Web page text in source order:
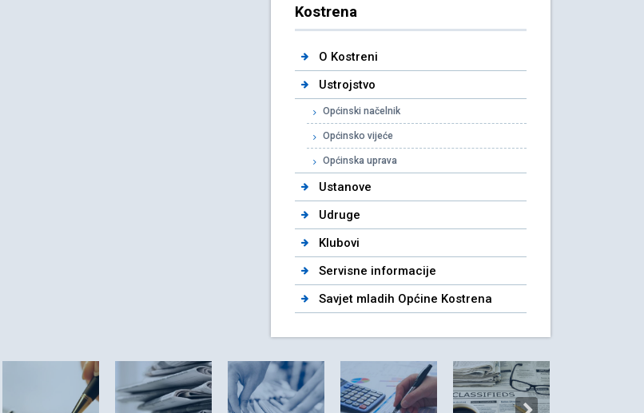
Kostrena
O Kostreni
Ustrojstvo
Općinski načelnik
Općinsko vijeće
Općinska uprava
Ustanove
Udruge
Klubovi
Servisne informacije
Savjet mladih Općine Kostrena